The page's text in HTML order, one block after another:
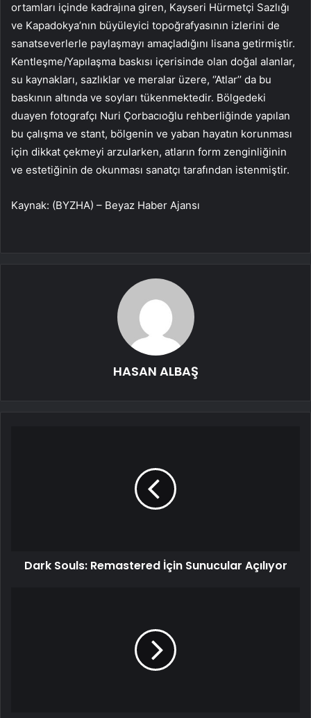
ortamları içinde kadrajına giren, Kayseri Hürmetçi Sazlığı
ve Kapadokya’nın büyüleyici topoğrafyasının izlerini de
sanatseverlerle paylaşmayı amaçladığını lisana getirmiştir.
Kentleşme/Yapılaşma baskısı içerisinde olan doğal alanlar,
su kaynakları, sazlıklar ve meralar üzere, ‘’Atlar’’ da bu
baskının altında ve soyları tükenmektedir. Bölgedeki
duayen fotografçı Nuri Çorbacıoğlu rehberliğinde yapılan
bu çalışma ve stant, bölgenin ve yaban hayatın korunması
için dikkat çekmeyi arzularken, atların form zenginliğinin
ve estetiğinin de okunması sanatçı tarafından istenmiştir.
Kaynak: (BYZHA) – Beyaz Haber Ajansı
HASAN ALBAŞ
Dark Souls: Remastered İçin Sunucular Açılıyor